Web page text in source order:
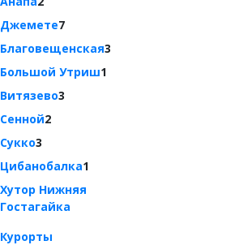
Джемете7
Благовещенская3
Большой Утриш1
Витязево3
Сенной2
Сукко3
Цибанобалка1
Хутор Нижняя
Гостагайка
Курорты